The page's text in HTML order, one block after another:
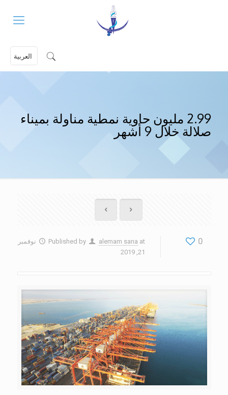
العربية
2.99 مليون حاوية نمطية مناولة بميناء
صلالة خلال 9 أشهر
0
Published by alemam sana at
نوفمبر
21, 2019